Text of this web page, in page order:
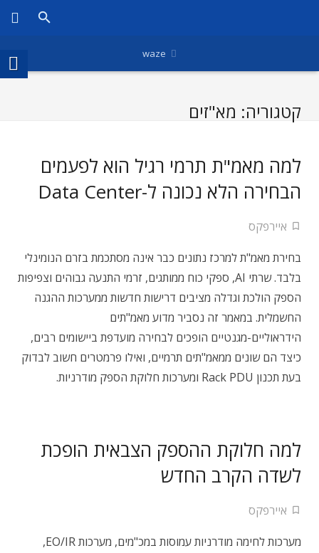
waze
קטגוריה: מא"זים
למה מאמ"ת תרמי רגיל הוא לפעמים
הבחירה הלא נכונה ל-Data Center
איירפקס
בחירת מאמ"ת למרכז נתונים כבר אינה מסתכמת בזרם הנומינלי
בלבד. שרתי AI, ספקי כוח ממותגים, זרמי התנעה גבוהים וצפיפות
הספק הולכת וגדלה מציבים דרישות חדשות ממערכות ההגנה
החשמלית. במאמר זה נסביר מדוע מאמ"תים
הידראוליים-מגנטיים הופכים לבחירה מועדפת ביישומים רבים,
כיצד הם שונים ממאמ"תים תרמיים, ואילו פרמטרים חשוב לבדוק
בעת תכנון Rack PDU ומערכות חלוקת הספק מודרניות.
למה חלוקת ההספק הצבאית הופכת
לשדה הקרב החדש
איירפקס
מערכות לחימה מודרניות עמוסות במכ"מים, מערכות EO/IR,